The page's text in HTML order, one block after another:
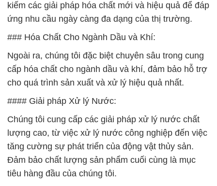
kiếm các giải pháp hóa chất mới và hiệu quả để đáp
ứng nhu cầu ngày càng đa dạng của thị trường.
### Hóa Chất Cho Ngành Dầu và Khí:
Ngoài ra, chúng tôi đặc biệt chuyên sâu trong cung
cấp hóa chất cho ngành dầu và khí, đảm bảo hỗ trợ
cho quá trình sản xuất và xử lý hiệu quả nhất.
#### Giải pháp Xử lý Nước:
Chúng tôi cung cấp các giải pháp xử lý nước chất
lượng cao, từ việc xử lý nước công nghiệp đến việc
tăng cường sự phát triển của động vật thủy sản.
Đảm bảo chất lượng sản phẩm cuối cùng là mục
tiêu hàng đầu của chúng tôi.